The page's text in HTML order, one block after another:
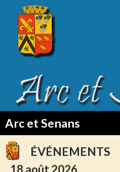
Arc et Senans
TO
CONTENTÉVÉNEMENTS
18 août 2026